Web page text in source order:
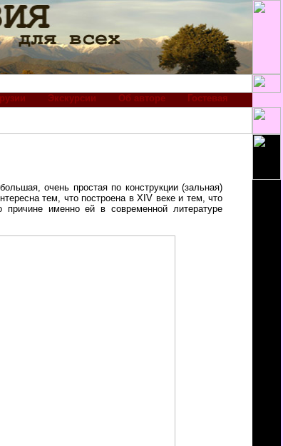
Экскурсии Об авторе Гостевая
очень простая по конструкции (зальная)
тем, что построена в XIV веке и тем, что
причине именно ей в современной литературе